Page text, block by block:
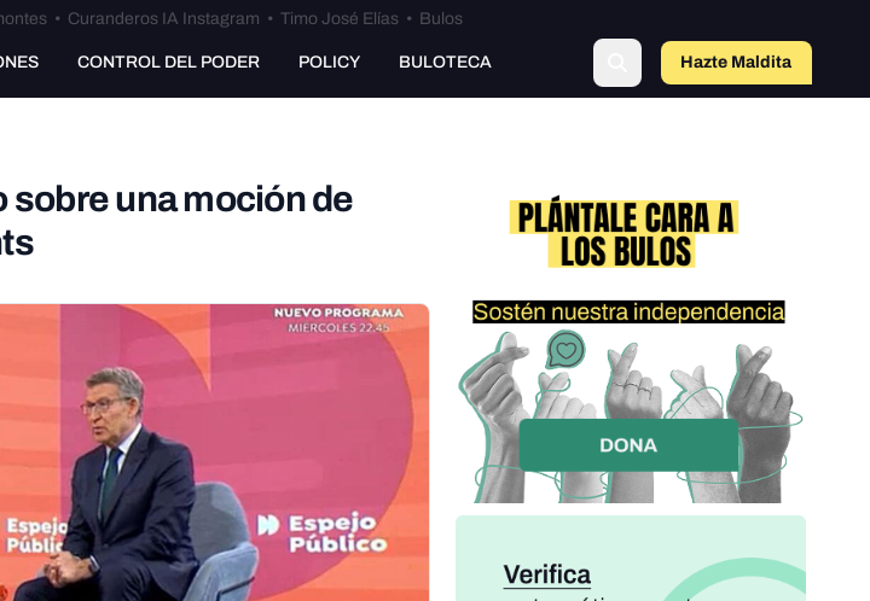
• Curanderos IA Instagram • Timo José Elías• Bulos
CONTROL DEL PODER POLICY BULOTECA Hazte Maldito
sobre una moción de